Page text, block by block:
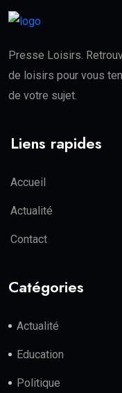
Presse Loisirs.
de loisirs pour vous
de votre sujet.
Liens rapides
Accueil
Actualité
Contact
Catégories
Actualité
Education
Politique